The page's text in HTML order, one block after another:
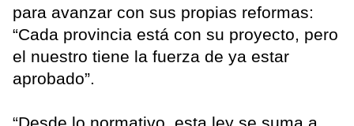
para avanzar con sus propias reformas:
“Cada provincia está con su proyecto, pero
el nuestro tiene la fuerza de ya estar
aprobado”.
“Desde lo normativo, esta ley se suma a